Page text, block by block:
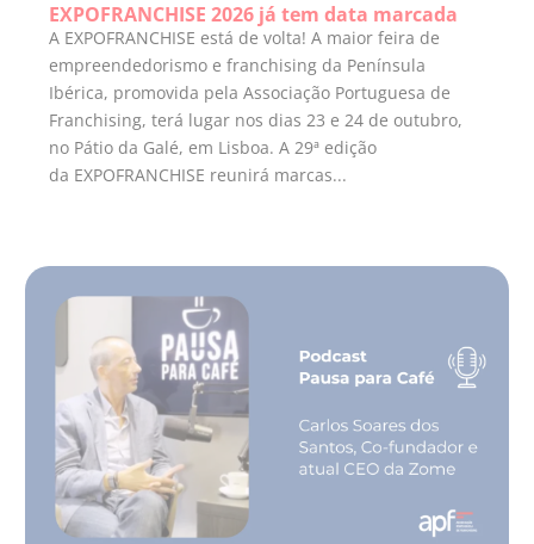
EXPOFRANCHISE 2026 já tem data marcada
A EXPOFRANCHISE está de volta! A maior feira de
empreendedorismo e franchising da Península
Ibérica, promovida pela Associação Portuguesa de
Franchising, terá lugar nos dias 23 e 24 de outubro,
no Pátio da Galé, em Lisboa. A 29ª edição
da EXPOFRANCHISE reunirá marcas...